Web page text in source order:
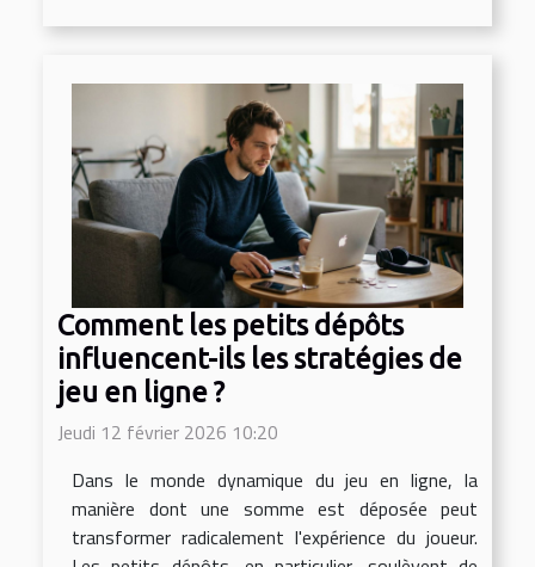
Comment les petits dépôts
influencent-ils les stratégies de
jeu en ligne ?
Jeudi 12 février 2026 10:20
Dans le monde dynamique du jeu en ligne, la
manière dont une somme est déposée peut
transformer radicalement l'expérience du joueur.